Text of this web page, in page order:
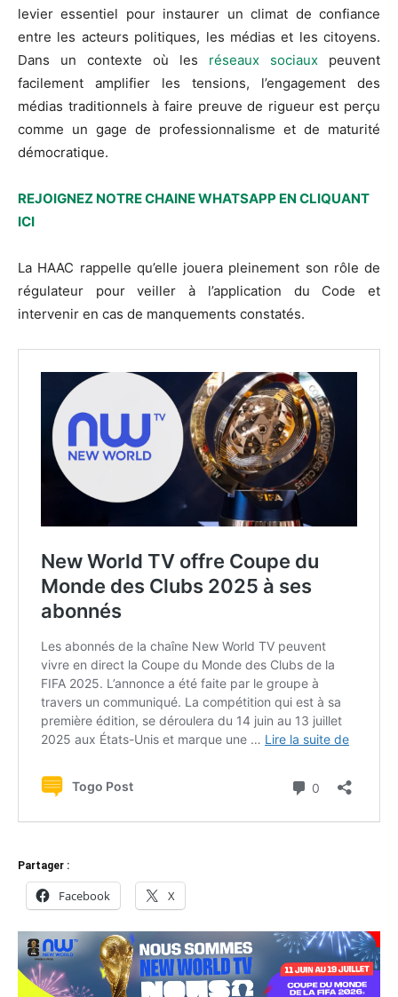
levier essentiel pour instaurer un climat de confiance
entre les acteurs politiques, les médias et les citoyens.
Dans un contexte où les réseaux sociaux peuvent
facilement amplifier les tensions, l’engagement des
médias traditionnels à faire preuve de rigueur est perçu
comme un gage de professionnalisme et de maturité
démocratique.
REJOIGNEZ NOTRE CHAINE WHATSAPP EN CLIQUANT
ICI
La HAAC rappelle qu’elle jouera pleinement son rôle de
régulateur pour veiller à l’application du Code et
intervenir en cas de manquements constatés.
Partager :
Facebook X